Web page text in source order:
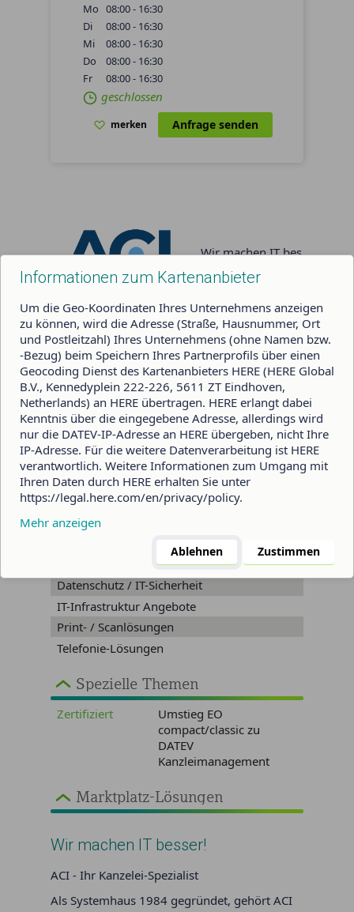
Mo 08:00 - 16:30
Di
08:00 - 16:30
Mi
08:00 - 16:30
Do
08:00 - 16:30
Fr
08:00 - 16:30
geschlossen
merken Anfrage senden
Wir machen IT bes
Team
Mitarbeiter 16
Techniker 06
DATEV-Berater 01
DATEV-Zertifikate 03
Leistungsübersicht
IT-Lösungen
Allgemeine Beratung zu IT-Lösungen
Datenschutz / IT-Sicherheit
IT-Infrastruktur Angebote
Print- / Scanlösungen
Telefonie-Lösungen
Spezielle Themen
Zertifiziert
Umstieg EO
compact/classic zu
DATEV
Kanzleimanagement
Marktplatz-Lösungen
Wir machen IT besser!
ACI - Ihr Kanzelei-Spezialist
Als Systemhaus 1984 gegründet, gehört ACI
Informationen zum Kartenanbieter
Um die Geo-Koordinaten Ihres Unternehmens anzeigen
zu können, wird die Adresse (Straße, Hausnummer, Ort
und Postleitzahl) Ihres Unternehmens (ohne Namen bzw.
-Bezug) beim Speichern Ihres Partnerprofils über einen
Geocoding Dienst des Kartenanbieters HERE (HERE Global
B.V., Kennedyplein 222-226, 5611 ZT Eindhoven,
Netherlands) an HERE übertragen. HERE erlangt dabei
Kenntnis über die eingegebene Adresse, allerdings wird
nur die DATEV-IP-Adresse an HERE übergeben, nicht Ihre
IP-Adresse. Für die weitere Datenverarbeitung ist HERE
verantwortlich. Weitere Informationen zum Umgang mit
Ihren Daten durch HERE erhalten Sie unter
https://legal.here.com/en/privacy/policy.
Mehr anzeigen
Ablehnen Zustimmen